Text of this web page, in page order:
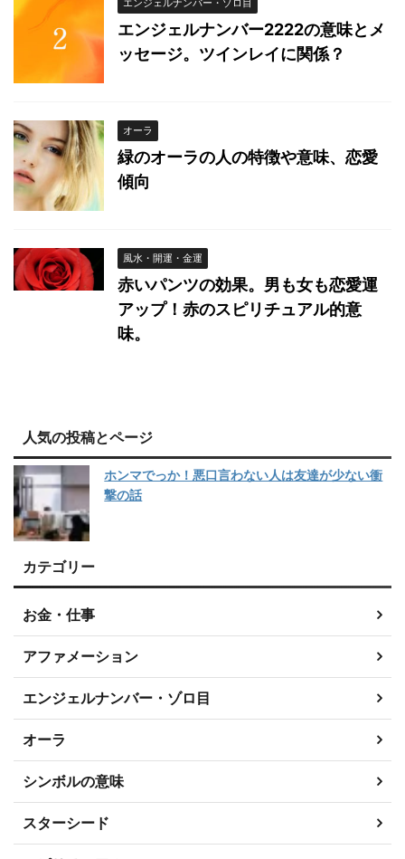
エンジェルナンバー・ゾロ目
エンジェルナンバー2222の意味とメ
ッセージ。ツインレイに関係？
オーラ
緑のオーラの人の特徴や意味、恋愛
傾向
風水・開運・金運
赤いパンツの効果。男も女も恋愛運
アップ！赤のスピリチュアル的意
味。
人気の投稿とページ
ホンマでっか！悪口言わない人は友達が少ない衝
撃の話
カテゴリー
お金・仕事
アファメーション
エンジェルナンバー・ゾロ目
オーラ
シンボルの意味
スターシード